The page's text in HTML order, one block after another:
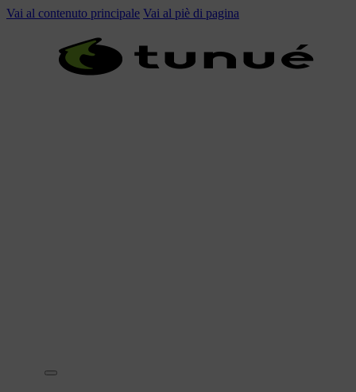
Vai al contenuto principale Vai al piè di pagina